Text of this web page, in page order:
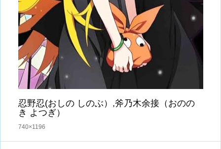
忍野忍(おしの しのぶ）,斧乃木余接（おのの
き よつぎ）
740×1196